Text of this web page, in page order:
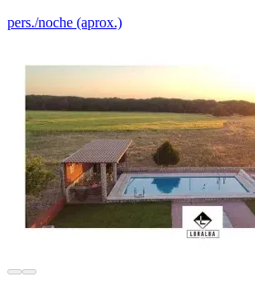
pers./noche (aprox.)